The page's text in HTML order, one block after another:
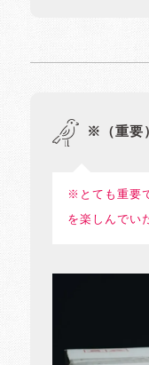
※（重要
※とても重要
を楽しんでい